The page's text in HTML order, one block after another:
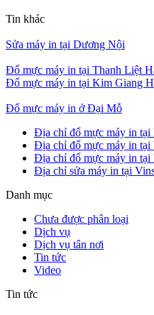
Tin khác
Sửa máy in tại Dương Nội
Đổ mực máy in tại Thanh Liệt
Đổ mực máy in tại Kim Giang
Đổ mực máy in ở Đại Mỗ
Địa chỉ đổ mực máy in
Địa chỉ đổ mực máy in
Địa chỉ đổ mực máy in
Địa chỉ sửa máy in tại
Danh mục
Chưa được phân loại
Dịch vụ
Dịch vụ tân nơi
Tin tức
Video
Tin tức